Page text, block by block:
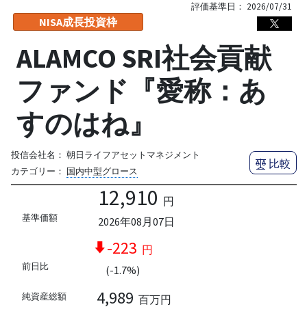
NISA成長投資枠
評価基準日： 2026/07/31
ALAMCO SRI社会貢献
ファンド『愛称：あ
すのはね』
投信会社名： 朝日ライフアセットマネジメント
カテゴリー： 国内中型グロース
比較
基準価額
12,910 円
2026年08月07日
前日比
-223 円
(-1.7%)
純資産総額 4,989 百万円